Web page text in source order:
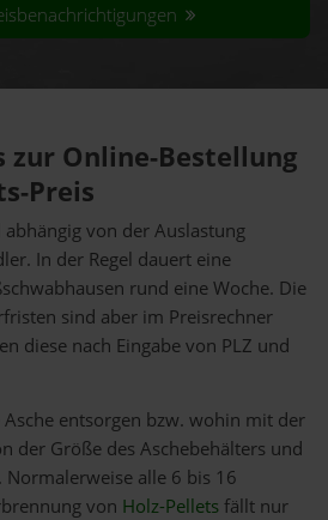
zur Online-Bestellung
Preis
von der Auslastung
In der Regel dauert eine
rund eine Woche. Die
sind aber im Preisrechner
diese nach Eingabe von PLZ und
entsorgen bzw. wohin mit der
der Größe des Aschebehälters und
Normalerweise alle 6 bis 16
von Holz-Pelletsfällt nur